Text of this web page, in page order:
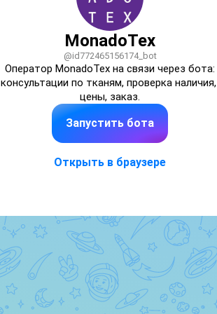
MonadoTex
@id772465156174_bot
Оператор MonadoTex на связи через бота:
консультации по тканям, проверка наличия,
цены, заказ.
Запустить бота
Открыть в браузере